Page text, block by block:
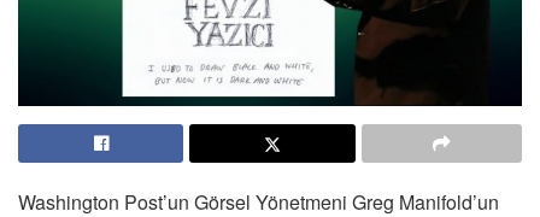
Washington Post’un Görsel Yönetmeni Greg Manifold’un